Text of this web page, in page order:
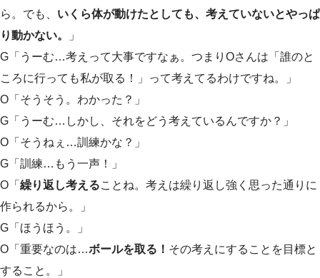
ら。でも、 いくら体が動けたとしても、考えていないとやっぱ
り動かない。
」
G「うーむ…考えって大事ですなぁ。つまりOさんは「誰のと
ころに行っても私が取る！」って考えてるわけですね。」
O「そうそう。わかった？」
G「うーむ…しかし、それをどう考えているんですか？」
O「そうねぇ…訓練かな？」
G「訓練…もう一声！」
O「 繰り返し考えることね。考えは繰り返し強く思った通りに
作られるから。」
G「ほうほう。」
O「重要なのは…ボールを取る！ その考えにすることを目標と
すること。」